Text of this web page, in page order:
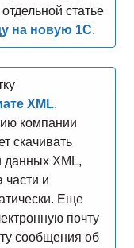
статье
на новую 1С.
XML.
компании
скачивать
данных XML,
части и
Еще
почту
сообщения об